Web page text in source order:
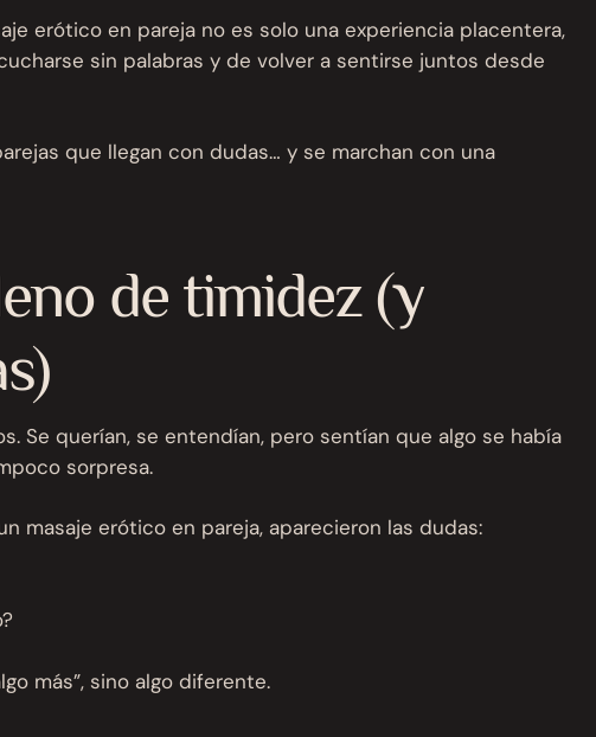
erótico en pareja no es solo una experiencia placentera,
sin palabras y de volver a sentirse juntos desde
que llegan con dudas… y se marchan con una
de timidez (y
Se querían, se entendían, pero sentían que algo se había
sorpresa.
masaje erótico en pareja, aparecieron las dudas:
más”, sino algo diferente.